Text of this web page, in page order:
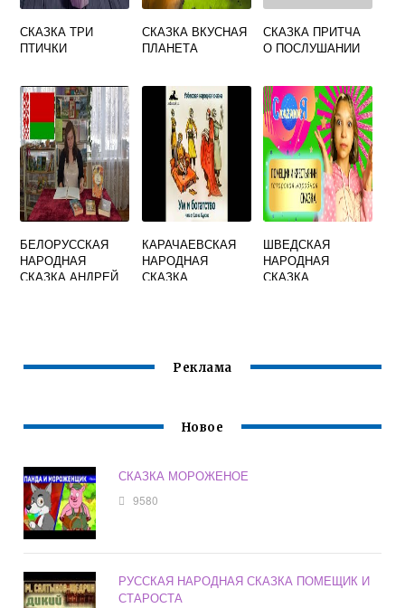
СКАЗКА ТРИ
ПТИЧКИ
СКАЗКА ВКУСНАЯ
ПЛАНЕТА
СКАЗКА ПРИТЧА
О ПОСЛУШАНИИ
БЕЛОРУССКАЯ
НАРОДНАЯ
СКАЗКА АНДРЕЙ
КАРАЧАЕВСКАЯ
НАРОДНАЯ
СКАЗКА
ШВЕДСКАЯ
НАРОДНАЯ
СКАЗКА
Реклама
Новое
СКАЗКА МОРОЖЕНОЕ
9580
РУССКАЯ НАРОДНАЯ СКАЗКА ПОМЕЩИК И
СТАРОСТА